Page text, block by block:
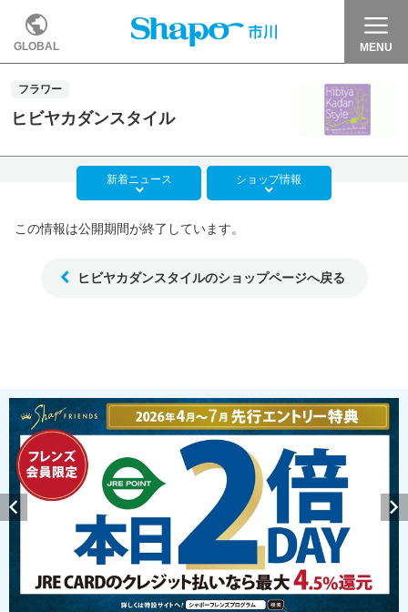
GLOBAL MENU
フラワー
ヒビヤカダンスタイル
新着ニュース ショップ情報
この情報は公開期間が終了しています。
ヒビヤカダンスタイルのショップページへ戻る